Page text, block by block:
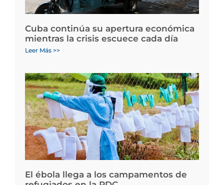
Cuba continúa su apertura económica
mientras la crisis escuece cada día
Leer Más >>
El ébola llega a los campamentos de